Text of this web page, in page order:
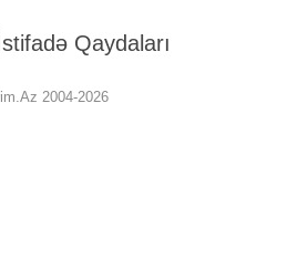
Qaydaları
2004-2026